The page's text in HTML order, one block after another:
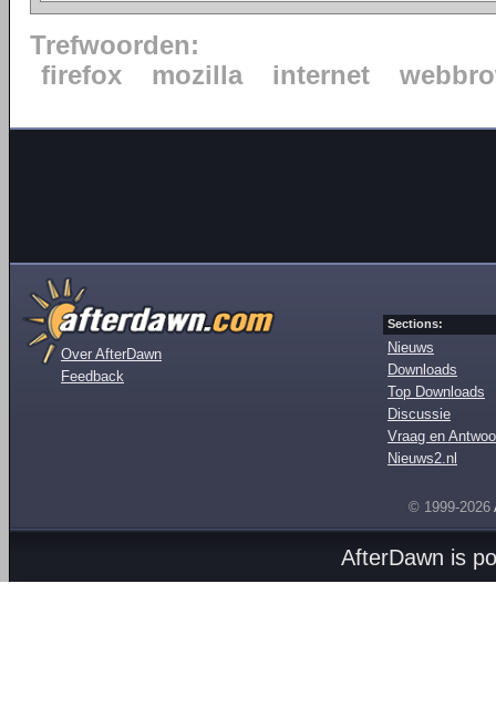
Trefwoorden:
firefox
mozilla internet
Over AfterDawn
Feedback
Sections:
Nieuws
Downloads
Top Downloads
Discussie
Vraag en
Nieuws2.nl
© 1999-2026
AfterDawn is